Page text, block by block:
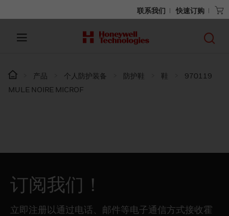
联系我们 快速订购
产品 个人防护装备 防护鞋 鞋
970119
MULE NOIRE MICROF
订阅我们！
立即注册以通过电话、邮件等电子通信方式接收霍